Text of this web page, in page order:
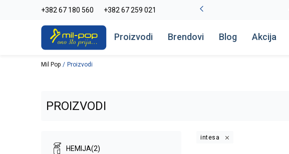
+382 67 180 560 +382 67 259 021
La Plage peškiri do -30% Pogledaj više
Proizvodi Brendovi Blog Akcija
Mil Pop Proizvodi
PROIZVODI
HEMIJA(2)
intesa